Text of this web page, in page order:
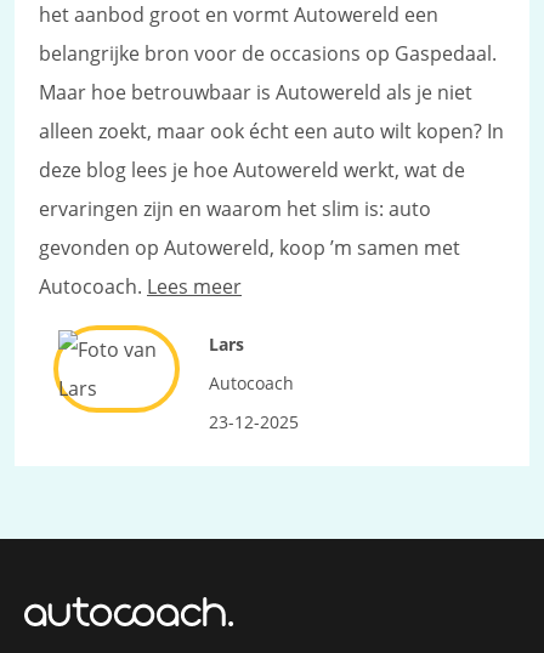
het aanbod groot en vormt Autowereld een
belangrijke bron voor de occasions op Gaspedaal.
Maar hoe betrouwbaar is Autowereld als je niet
alleen zoekt, maar ook écht een auto wilt kopen? In
deze blog lees je hoe Autowereld werkt, wat de
ervaringen zijn en waarom het slim is: auto
gevonden op Autowereld, koop ’m samen met
Autocoach. Lees meer
Lars
Autocoach
23-12-2025